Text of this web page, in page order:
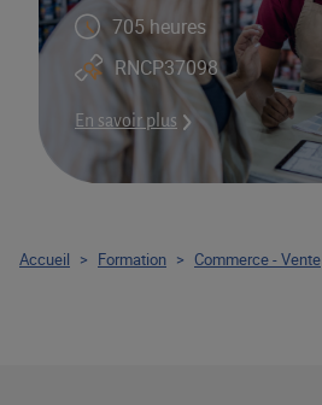
705 heures
RNCP37098
En savoir plus
Accueil > Formation > Commerce - Vente